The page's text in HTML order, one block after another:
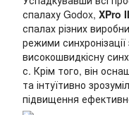
спалаху Godox, XPro II
спалах різних
режими
високошвидкісну
с. Крім того, він
та інтуїтивно
підвищення